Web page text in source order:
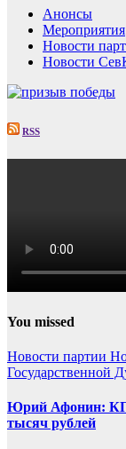
Анонсы
Мероприятия
Новости
Новости
RSS
You missed
Новости партии
Государственной
Юрий Афонин:
тысяч рублей